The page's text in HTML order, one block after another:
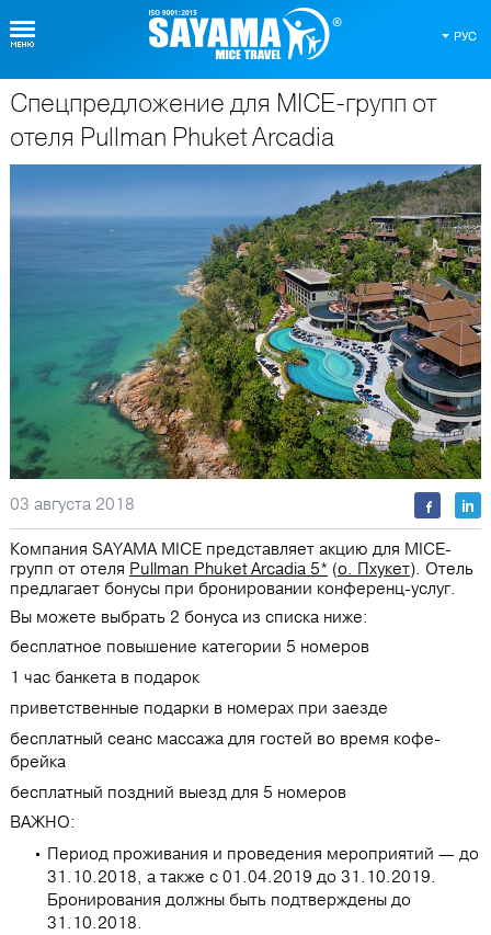
РУС
О Таиланде
Спецпредложение для MICE-групп от
отеля Pullman Phuket Arcadia
03 августа 2018
Компания SAYAMA MICE представляет акцию для MICE-
групп от отеля Pullman Phuket Arcadia 5* (о. Пхукет). Отель
предлагает бонусы при бронировании конференц-услуг.
Вы можете выбрать 2 бонуса из списка ниже:
бесплатное повышение категории 5 номеров
1 час банкета в подарок
приветственные подарки в номерах при заезде
бесплатный сеанс массажа для гостей во время кофе-
брейка
бесплатный поздний выезд для 5 номеров
ВАЖНО:
Период проживания и проведения мероприятий — до
31.10.2018, а также с 01.04.2019 до 31.10.2019.
Бронирования должны быть подтверждены до
31.10.2018.